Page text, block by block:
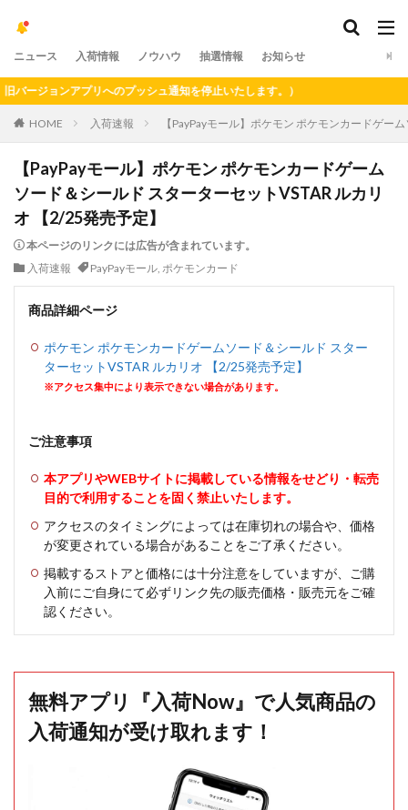
ニュース 入荷情報 ノウハウ 抽選情報 お知らせ
ョンアプリへのプッシュ通知を停止いたします。）
HOME 入荷速報 【PayPayモール】ポケモン ポケモンカードゲー
【PayPayモール】ポケモン ポケモンカードゲーム
ソード＆シールド スターターセットVSTAR ルカリ
オ 【2/25発売予定】
本ページのリンクには広告が含まれています。
入荷速報
PayPayモール, ポケモンカード
商品詳細ページ
ポケモン ポケモンカードゲームソード＆シールド スター
ターセットVSTAR ルカリオ 【2/25発売予定】
※アクセス集中により表示できない場合があります。
ご注意事項
本アプリやWEBサイトに掲載している情報をせどり・転売
目的で利用することを固く禁止いたします。
アクセスのタイミングによっては在庫切れの場合や、価格
が変更されている場合があることをご了承ください。
掲載するストアと価格には十分注意をしていますが、ご購
入前にご自身にて必ずリンク先の販売価格・販売元をご確
認ください。
無料アプリ『入荷Now』で人気商品の
入荷通知が受け取れます！